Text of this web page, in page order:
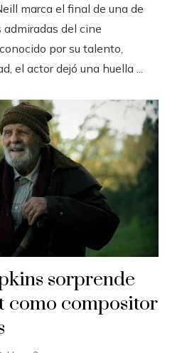
marca el final de una de
del cine
por su talento,
el actor dejó una huella ...
sorprende
como compositor